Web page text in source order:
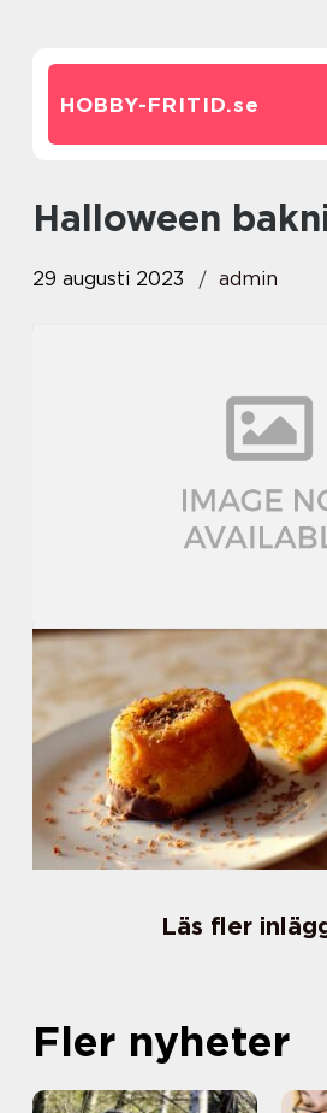
HOBBY-FRITID.se
halloween
29 augusti 2023 admin
Läs fler
Fler nyheter